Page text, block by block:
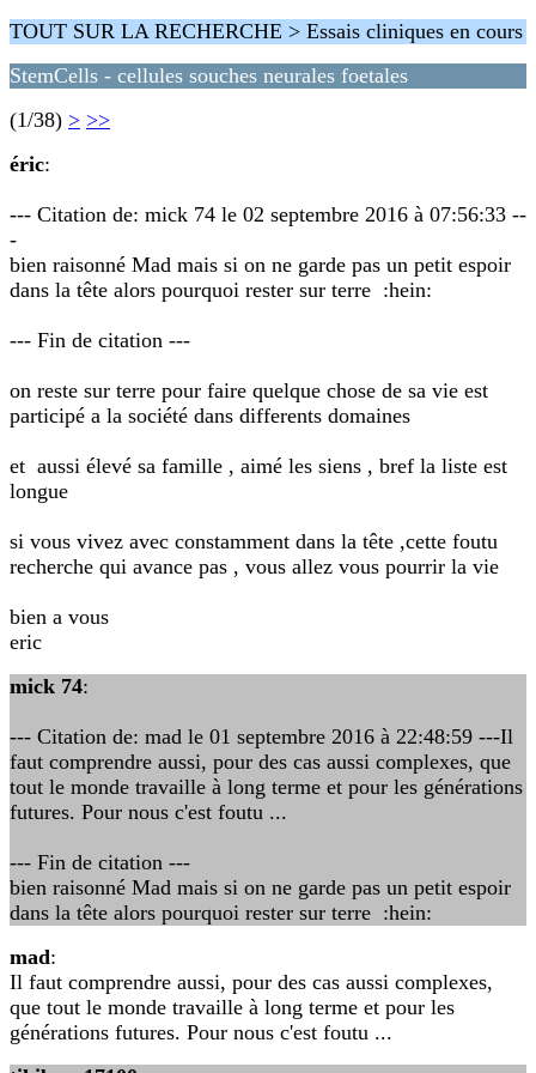
TOUT SUR LA RECHERCHE > Essais cliniques en cours
StemCells - cellules souches neurales foetales
(1/38) > >>
éric:
--- Citation de: mick 74 le 02 septembre 2016 à 07:56:33 --
-
bien raisonné Mad mais si on ne garde pas un petit espoir
dans la tête alors pourquoi rester sur terre :hein:
--- Fin de citation ---
on reste sur terre pour faire quelque chose de sa vie est
participé a la société dans differents domaines
et aussi élevé sa famille , aimé les siens , bref la liste est
longue
si vous vivez avec constamment dans la tête ,cette foutu
recherche qui avance pas , vous allez vous pourrir la vie
bien a vous
eric
mick 74:
--- Citation de: mad le 01 septembre 2016 à 22:48:59 ---Il
faut comprendre aussi, pour des cas aussi complexes, que
tout le monde travaille à long terme et pour les générations
futures. Pour nous c'est foutu ...
--- Fin de citation ---
bien raisonné Mad mais si on ne garde pas un petit espoir
dans la tête alors pourquoi rester sur terre :hein:
mad:
Il faut comprendre aussi, pour des cas aussi complexes,
que tout le monde travaille à long terme et pour les
générations futures. Pour nous c'est foutu ...